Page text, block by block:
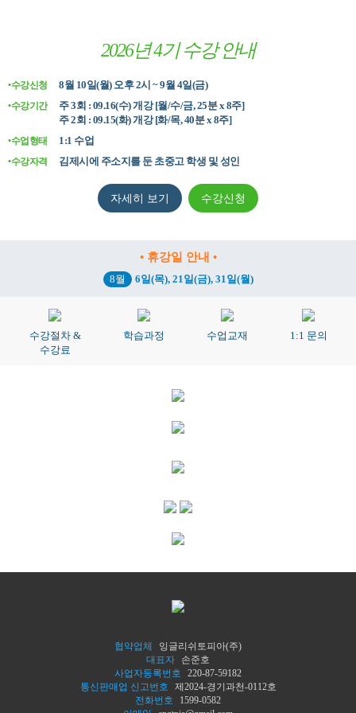
2026년 4기 수강 안내
•수강신청 8월 10일(월) 오후 2시 ~ 9월 4일(금)
•수강기간
주 3회 : 09.16(수) 개강 [월/수/금, 25분 x 8주]
주 2회 : 09.15(화) 개강 [화/목, 40분 x 8주]
•수업형태 1:1 수업
•수강자격 김제시에 주소지를 둔 초중고 학생 및 성인
자세히 보기 수강신청
• 휴강일 안내 •
8월 6일(목), 21일(금), 31일(월)
수강절차 &
수강료
학습과정 수업교재 1:1 문의
협약업체
잉글리쉬토피아(주)
대표자
손준호
사업자등록번호
220-87-59182
통신판매업 신고번호
제2024-경기과천-0112호
전화번호
1599-0582